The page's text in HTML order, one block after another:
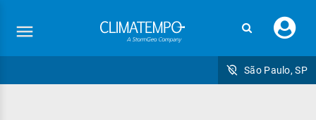
seu
São Paulo, SP